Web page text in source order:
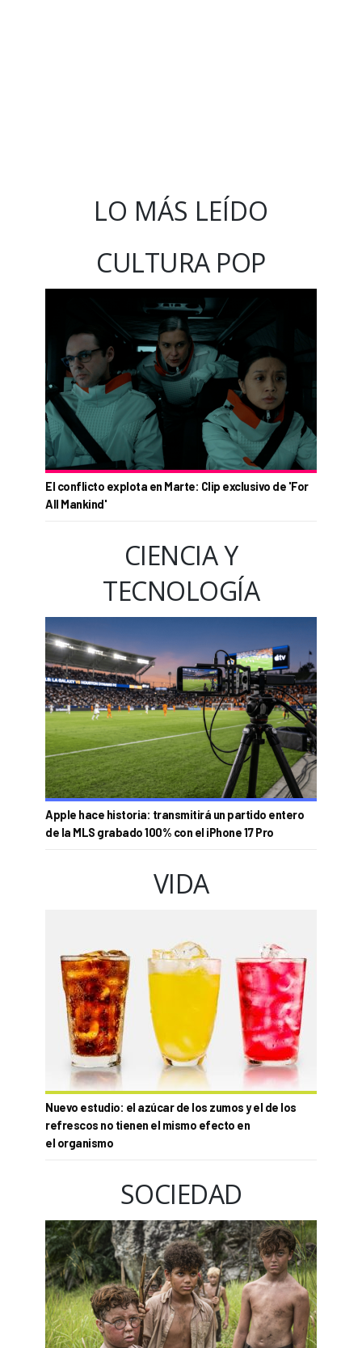
LO MÁS LEÍDO
CULTURA POP
El conflicto explota en Marte: Clip exclusivo de 'For
All Mankind'
CIENCIA Y
TECNOLOGÍA
Apple hace historia: transmitirá un partido entero
de la MLS grabado 100% con el iPhone 17 Pro
VIDA
Nuevo estudio: el azúcar de los zumos y el de los
refrescos no tienen el mismo efecto en
el organismo
SOCIEDAD